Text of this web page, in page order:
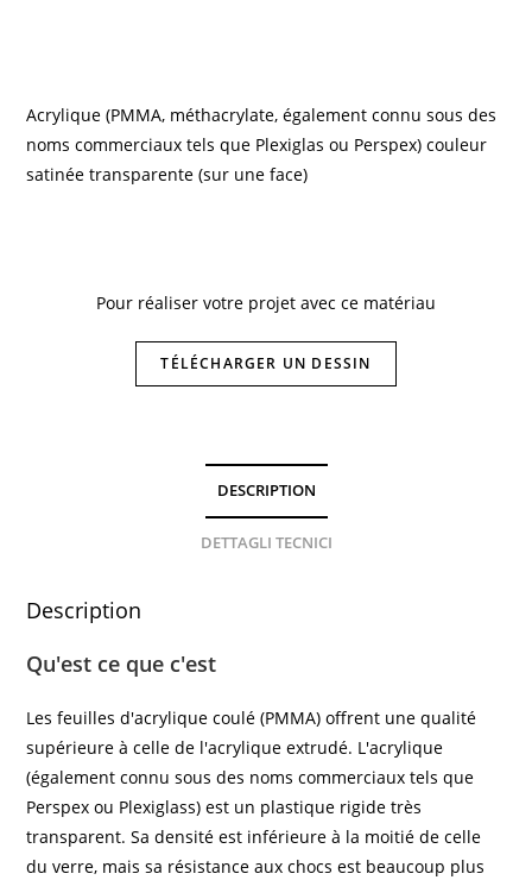
Acrylique (PMMA, méthacrylate, également connu sous des
noms commerciaux tels que Plexiglas ou Perspex) couleur
satinée transparente (sur une face)
Pour réaliser votre projet avec ce matériau
TÉLÉCHARGER UN DESSIN
DESCRIPTION
DETTAGLI TECNICI
Description
Qu'est ce que c'est
Les feuilles d'acrylique coulé (PMMA) offrent une qualité
supérieure à celle de l'acrylique extrudé. L'acrylique
(également connu sous des noms commerciaux tels que
Perspex ou Plexiglass) est un plastique rigide très
transparent. Sa densité est inférieure à la moitié de celle
du verre, mais sa résistance aux chocs est beaucoup plus